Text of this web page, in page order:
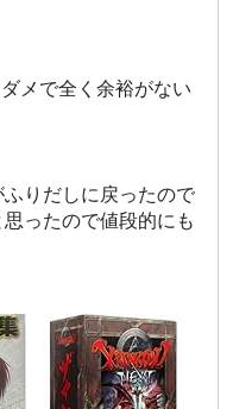
メで全く余裕がない
りだしに戻ったので
ったので値段的にも